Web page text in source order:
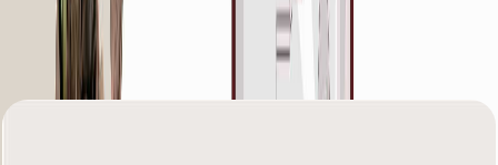
Unit 8, 2074 SQFT
باز کردن چیدمان